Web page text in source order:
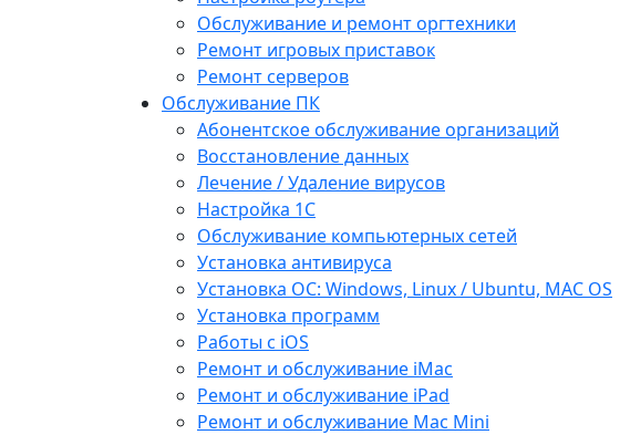
Обслуживание и ремонт оргтехники
Ремонт игровых приставок
Ремонт серверов
Обслуживание ПК
Абонентское обслуживание организаций
Восстановление данных
Лечение / Удаление вирусов
Настройка 1С
Обслуживание компьютерных сетей
Установка антивируса
Установка ОС: Windows, Linux / Ubuntu, МАС OS
Установка программ
Работы с iOS
Ремонт и обслуживание iMac
Ремонт и обслуживание iPad
Ремонт и обслуживание Mac Mini